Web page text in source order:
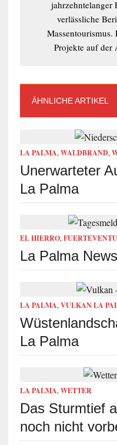
jahrzehntelanger
verlässliche
Projekte auf der
ÄHNLICHE ARTIKEL
LA PALMA, WALDBRAND,
Unerwarteter
La Palma
EL HIERRO,
La Palma
LA PALMA, VULKAN LA
La Palma
LA PALMA, WETTER
Das Sturmtief
noch nicht